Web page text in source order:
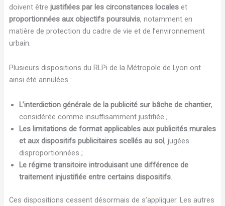
doivent être justifiées par les circonstances localeset
proportionnées aux objectifs poursuivis, notamment en
matière de protection du cadre de vie et de l’environnement
urbain.
Plusieurs dispositions du RLPi de la Métropole de Lyon ont
ainsi été annulées :
L’interdiction générale de la publicité sur bâche de chantier,
considérée comme insuffisamment justifiée ;
Les limitations de format applicables aux publicités murales
et aux dispositifs publicitaires scellés au sol, jugées
disproportionnées ;
Le régime transitoire introduisant une différence de
traitement injustifiée entre certains dispositifs.
Ces dispositions cessent désormais de s’appliquer. Les autres